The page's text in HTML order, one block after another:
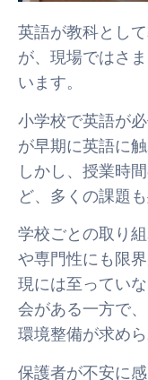
英語が教科とし
が、現場ではさ
います。
小学校で英語が
が早期に英語に
しかし、授業時
ど、多くの課題
学校ごとの取り
や専門性にも限
現には至ってい
会がある一方で
環境整備が求めら
保護者が不安に